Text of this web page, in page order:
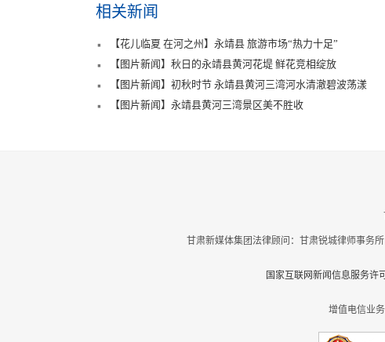
相关新闻
【花儿临夏 在河之州】永靖县 旅游市场“热力十足”
【图片新闻】秋日的永靖县黄河花堤 鲜花竞相绽放
【图片新闻】初秋时节 永靖县黄河三湾河水清澈碧波荡漾
【图片新闻】永靖县黄河三湾景区美不胜收
甘肃新媒体集团法律顾问：甘肃锐城律师
国家互联网新闻信息服务
增值电信业